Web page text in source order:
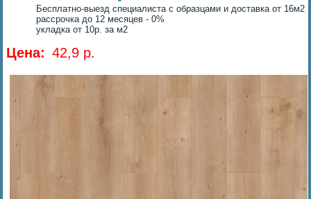
Бесплатно-выезд специалиста с образцами и доставка от 16м2
рассрочка до 12 месяцев - 0%
укладка от 10р. за м2
Цена: 42,9 p.